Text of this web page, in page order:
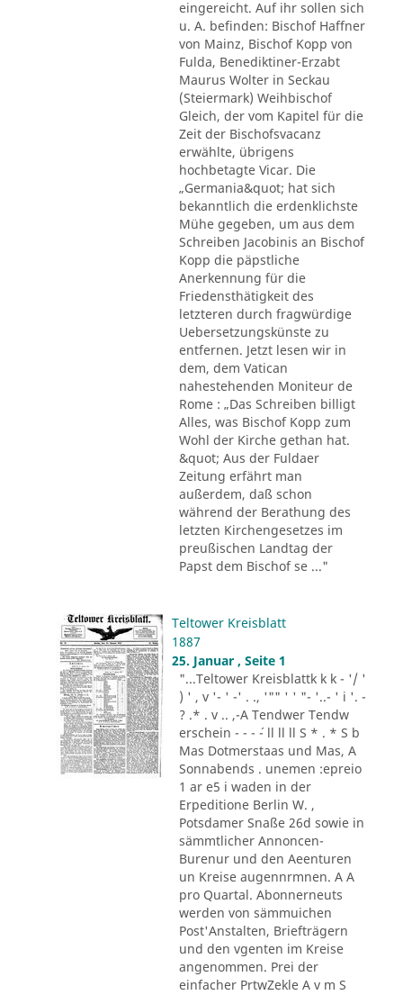
eingereicht. Auf ihr sollen sich
u. A. befinden: Bischof Haffner
von Mainz, Bischof Kopp von
Fulda, Benediktiner-Erzabt
Maurus Wolter in Seckau
(Steiermark) Weihbischof
Gleich, der vom Kapitel für die
Zeit der Bischofsvacanz
erwählte, übrigens
hochbetagte Vicar. Die
„Germania&quot; hat sich
bekanntlich die erdenklichste
Mühe gegeben, um aus dem
Schreiben Jacobinis an Bischof
Kopp die päpstliche
Anerkennung für die
Friedensthätigkeit des
letzteren durch fragwürdige
Uebersetzungskünste zu
entfernen. Jetzt lesen wir in
dem, dem Vatican
nahestehenden Moniteur de
Rome : „Das Schreiben billigt
Alles, was Bischof Kopp zum
Wohl der Kirche gethan hat.
&quot; Aus der Fuldaer
Zeitung erfährt man
außerdem, daß schon
während der Berathung des
letzten Kirchengesetzes im
preußischen Landtag der
Papst dem Bischof se ..."
Teltower Kreisblatt
1887
25. Januar , Seite 1
"...Teltower Kreisblattk k k - '/ '
) ' , v '- ' -' . ., '"" ' ' "- '..- ' i '. -
? .* . v .. ,-A Tendwer Tendw
erschein - - - ´- ll ll ll S * . * S b
Mas Dotmerstaas und Mas, A
Sonnabends . unemen :epreio
1 ar e5 i waden in der
Erpeditione Berlin W. ,
Potsdamer Snaße 26d sowie in
sämmtlicher Annoncen-
Burenur und den Aeenturen
un Kreise augennrmnen. A A
pro Quartal. Abonnerneuts
werden von sämmuichen
Post'Anstalten, Briefträgern
und den vgenten im Kreise
angenommen. Prei der
einfacher PrtwZekle A v m S